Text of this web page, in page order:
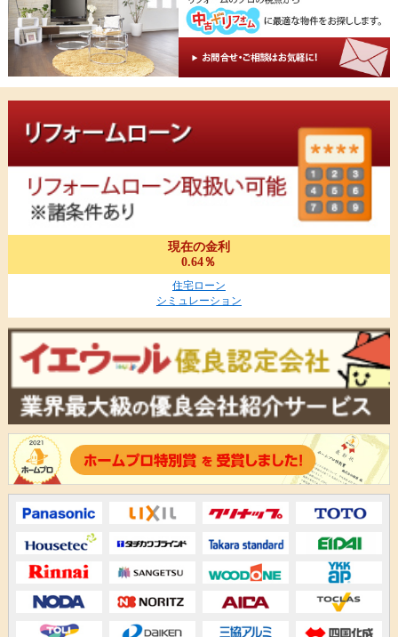
現在の金利
0.64％
住宅ローン
シミュレーション